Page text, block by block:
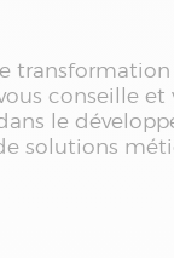
conseille et
le
solutions